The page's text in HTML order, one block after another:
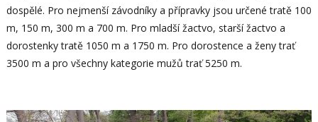
dospělé. Pro nejmenší závodníky a přípravky jsou určené tratě 100
m, 150 m, 300 m a 700 m. Pro mladší žactvo, starší žactvo a
dorostenky tratě 1050 m a 1750 m. Pro dorostence a ženy trať
3500 m a pro všechny kategorie mužů trať 5250 m.